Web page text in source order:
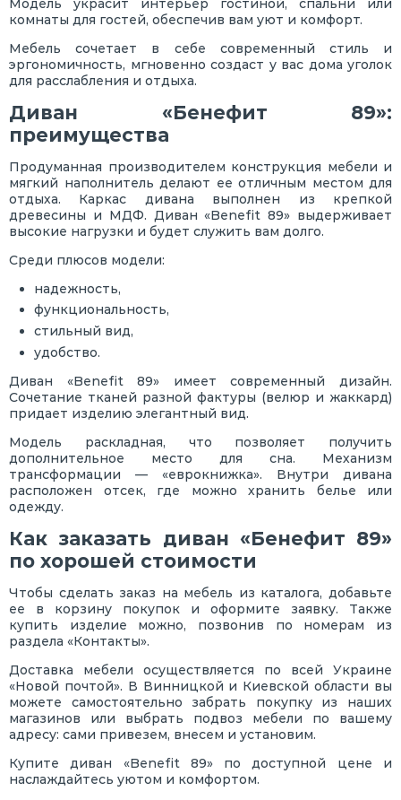
Модель украсит интерьер гостиной, спальни или
комнаты для гостей, обеспечив вам уют и комфорт.
Мебель сочетает в себе современный стиль и
эргономичность, мгновенно создаст у вас дома уголок
для расслабления и отдыха.
Диван «Бенефит 89»:
преимущества
Продуманная производителем конструкция мебели и
мягкий наполнитель делают ее отличным местом для
отдыха. Каркас дивана выполнен из крепкой
древесины и МДФ. Диван «Benefit 89» выдерживает
высокие нагрузки и будет служить вам долго.
Среди плюсов модели:
надежность,
функциональность,
стильный вид,
удобство.
Диван «Benefit 89» имеет современный дизайн.
Сочетание тканей разной фактуры (велюр и жаккард)
придает изделию элегантный вид.
Модель раскладная, что позволяет получить
дополнительное место для сна. Механизм
трансформации — «еврокнижка». Внутри дивана
расположен отсек, где можно хранить белье или
одежду.
Как заказать диван «Бенефит 89»
по хорошей стоимости
Чтобы сделать заказ на мебель из каталога, добавьте
ее в корзину покупок и оформите заявку. Также
купить изделие можно, позвонив по номерам из
раздела «Контакты».
Доставка мебели осуществляется по всей Украине
«Новой почтой». В Винницкой и Киевской области вы
можете самостоятельно забрать покупку из наших
магазинов или выбрать подвоз мебели по вашему
адресу: сами привезем, внесем и установим.
Купите диван «Benefit 89» по доступной цене и
наслаждайтесь уютом и комфортом.